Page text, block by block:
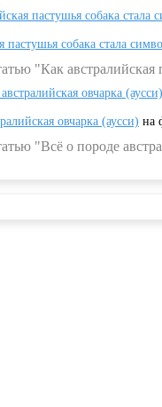
пастушья собака
пастушья собака стала
"Как
овчарка (аусси)
овчарка (аусси) на
"Всё о породе